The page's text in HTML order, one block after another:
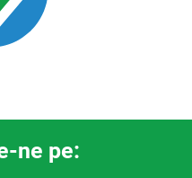
ne pe: